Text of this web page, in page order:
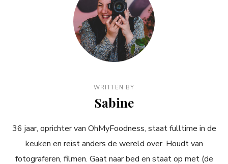
WRITTEN BY
Sabine
36 jaar, oprichter van OhMyFoodness, staat fulltime in de
keuken en reist anders de wereld over. Houdt van
fotograferen, filmen. Gaat naar bed en staat op met (de